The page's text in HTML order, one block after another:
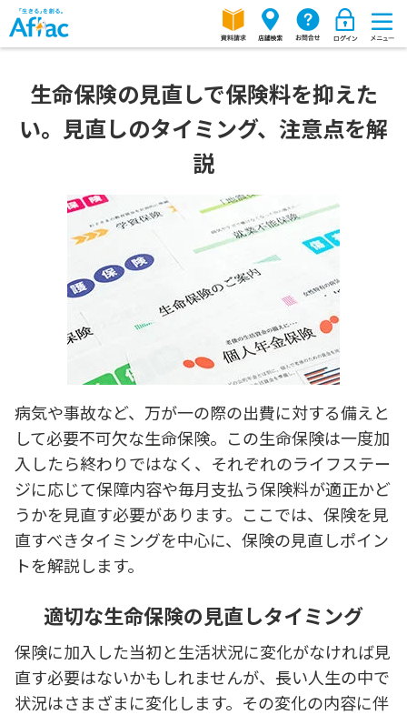
生命保険の見直しで保険料を抑えた
い。見直しのタイミング、注意点を解
説
病気や事故など、万が一の際の出費に対する備えと
して必要不可欠な生命保険。この生命保険は一度加
入したら終わりではなく、それぞれのライフステー
ジに応じて保障内容や毎月支払う保険料が適正かど
うかを見直す必要があります。ここでは、保険を見
直すべきタイミングを中心に、保険の見直しポイン
トを解説します。
適切な生命保険の見直しタイミング
保険に加入した当初と生活状況に変化がなければ見
直す必要はないかもしれませんが、長い人生の中で
状況はさまざまに変化します。その変化の内容に伴